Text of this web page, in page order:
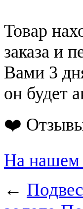
Товар
заказа и
Вами 3
он будет
❤️
На нашем
←